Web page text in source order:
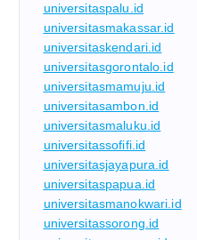
universitaspalu.id
universitasmakassar.id
universitaskendari.id
universitasgorontalo.id
universitasmamuju.id
universitasambon.id
universitasmaluku.id
universitassofifi.id
universitasjayapura.id
universitaspapua.id
universitasmanokwari.id
universitassorong.id